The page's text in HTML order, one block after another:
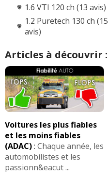
1.6 VTI 120 ch (13 avis)
1.2 Puretech 130 ch (15
avis)
Articles à découvrir :
Voitures les plus fiables
et les moins fiables
(ADAC): Chaque année, les
automobilistes et les
passionn&eacut ...